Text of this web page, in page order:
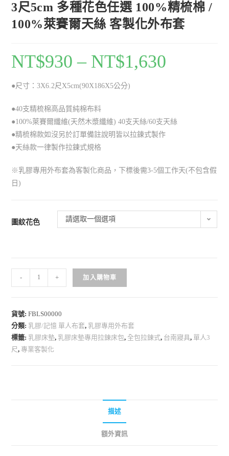
3尺5cm 多種花色任選 100%精梳棉 /
100%萊賽爾天絲 客製化外布套
NT$930 – NT$1,630
●尺寸：3X6.2尺X5cm(90X186X5公分)
●40支精梳棉高品質純棉布料
●100%萊賽爾纖維(天然木漿纖維) 40支天絲/60支天絲
●精梳棉款如沒另於訂單備註說明皆以拉鍊式製作
●天絲款一律製作拉鍊式規格
※乳膠專用外布套為客製化商品，下標後需3-5個工作天(不包含假
日)
圖紋花色 請選取一個選項
- + 加入購物車
貨號:FBLS00000
分類:乳膠/記憶 單人布套,乳膠專用外布套
標籤:乳膠床墊,乳膠床墊專用拉鍊床包, 全包拉鍊式, 台南寢具, 單人3
尺,專業客製化
描述
額外資訊